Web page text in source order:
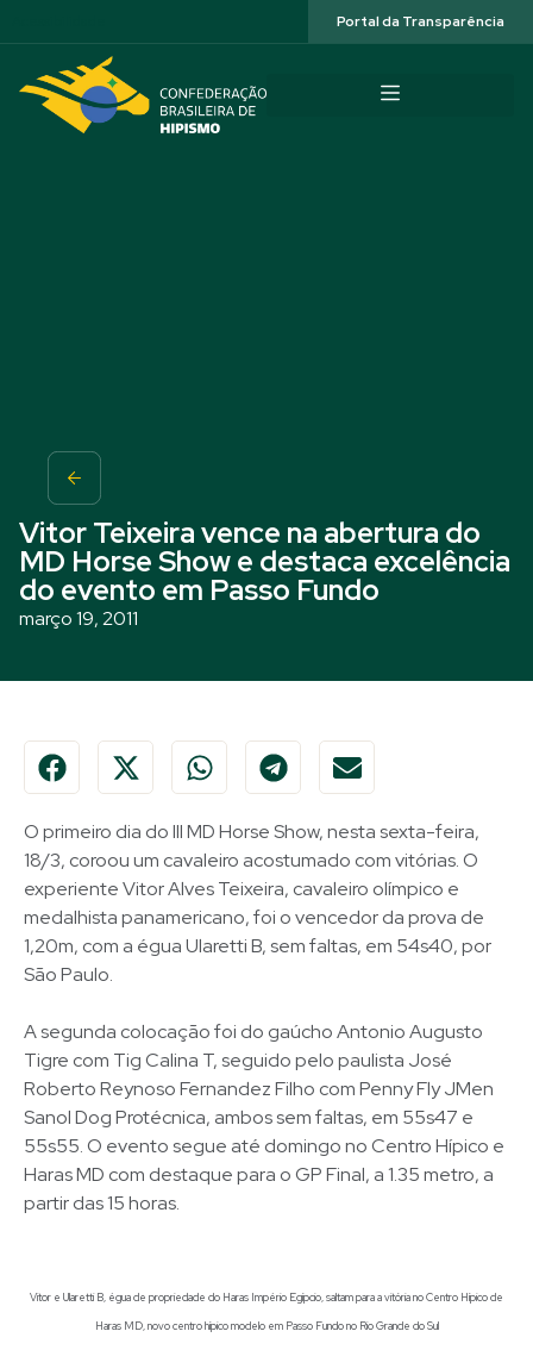
Portal da Transparência
Vitor Teixeira vence na abertura do
MD Horse Show e destaca excelência
do evento em Passo Fundo
março 19, 2011
O primeiro dia do III MD Horse Show, nesta sexta-feira,
18/3, coroou um cavaleiro acostumado com vitórias. O
experiente Vitor Alves Teixeira, cavaleiro olímpico e
medalhista panamericano, foi o vencedor da prova de
1,20m, com a égua Ularetti B, sem faltas, em 54s40, por
São Paulo.
A segunda colocação foi do gaúcho Antonio Augusto
Tigre com Tig Calina T, seguido pelo paulista José
Roberto Reynoso Fernandez Filho com Penny Fly JMen
Sanol Dog Protécnica, ambos sem faltas, em 55s47 e
55s55. O evento segue até domingo no Centro Hípico e
Haras MD com destaque para o GP Final, a 1.35 metro, a
partir das 15 horas.
Vitor e Ularetti B, égua de propriedade do Haras Império Egípcio, saltam para a vitória no Centro Hípico de
Haras MD, novo centro hípico modelo em Passo Fundo no Rio Grande do Sul